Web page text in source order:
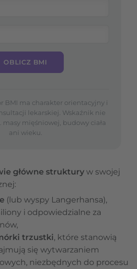
OBLICZ BMI
BMI ma charakter orientacyjny i
lekarskiej. Wskaźnik nie
mięśniowej, budowy ciała
ani wieku.
główne struktury w swojej
(lub wyspy Langerhansa),
i odpowiedzialne za
trzustki, które stanowią
się wytwarzaniem
niezbędnych do procesu